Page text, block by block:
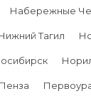
Набережные
Тагил
Пенза